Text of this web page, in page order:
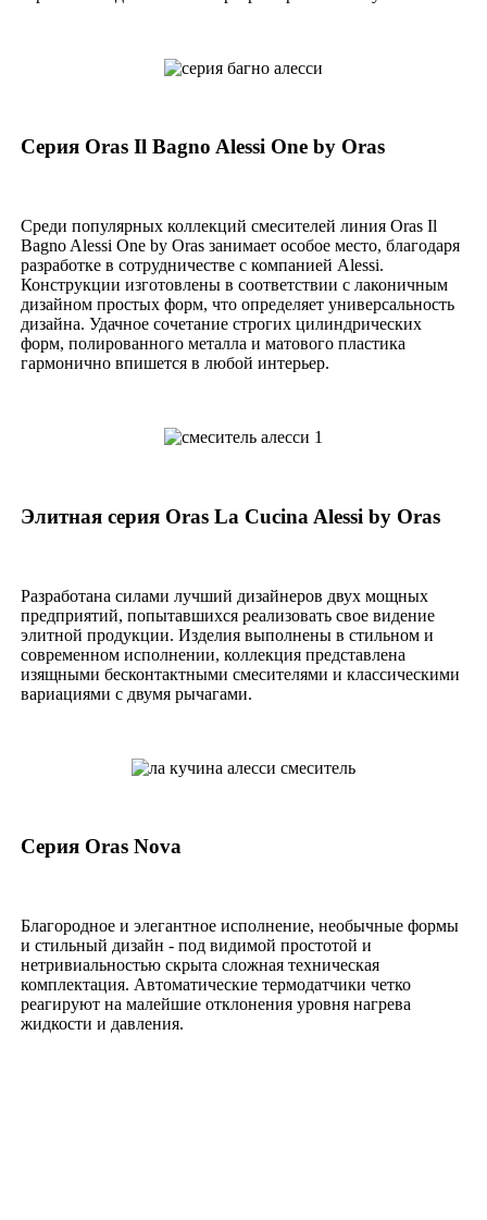
Серия Oras Il Bagno Alessi One by Oras
Среди популярных коллекций смесителей линия Oras Il
Bagno Alessi One by Oras занимает особое место, благодаря
разработке в сотрудничестве с компанией Alessi.
Конструкции изготовлены в соответствии с лаконичным
дизайном простых форм, что определяет универсальность
дизайна. Удачное сочетание строгих цилиндрических
форм, полированного металла и матового пластика
гармонично впишется в любой интерьер.
Элитная серия Oras La Cucina Alessi by Oras
Разработана силами лучший дизайнеров двух мощных
предприятий, попытавшихся реализовать свое видение
элитной продукции. Изделия выполнены в стильном и
современном исполнении, коллекция представлена
изящными бесконтактными смесителями и классическими
вариациями с двумя рычагами.
Серия Oras Nova
Благородное и элегантное исполнение, необычные формы
и стильный дизайн - под видимой простотой и
нетривиальностью скрыта сложная техническая
комплектация. Автоматические термодатчики четко
реагируют на малейшие отклонения уровня нагрева
жидкости и давления.